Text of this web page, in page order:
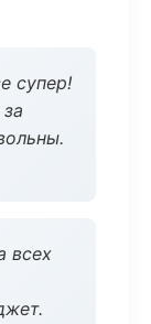
супер!
всех